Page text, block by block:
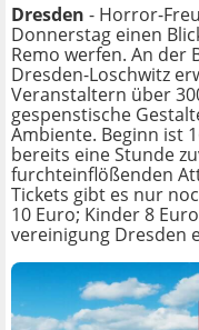
Dresden - Horror-
Donnerstag einen
Remo werfen. An der
Dresden-Loschwitz
Veranstaltern über
gespenstische
Ambiente. Beginn ist
bereits eine Stunde
furchteinflößenden
Tickets gibt es nur
10 Euro; Kinder 8
vereinigung Dresden